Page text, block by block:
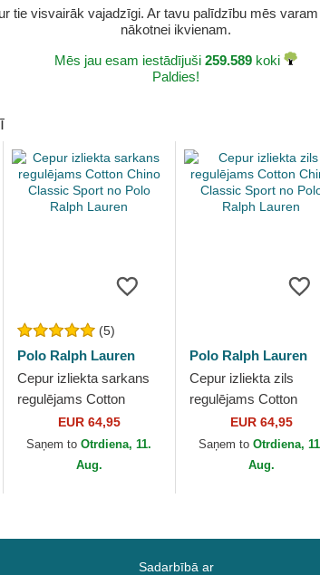
tie visvairāk vajadzīgi. Ar tavu palīdzību mēs
nākotnei ikvienam.
Mēs jau esam iestādījuši 259.589 koki
Paldies!
(5)
Polo Ralph Lauren
Cepur izliekta sarkans
regulējams Cotton
Chino Classic Sport no
Polo Ralph Lauren
EUR 64,95
Saņem toOtrdiena, 11.
Aug.
Polo Ralph Lauren
Cepur izliekta zils
regulējams Cotton
Chino Classic Sport no
Polo Ralph Lauren
EUR 64,95
Saņem toOtrdiena,
Aug.
Sadarbībā ar